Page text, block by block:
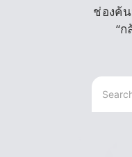
ช่องค้
“